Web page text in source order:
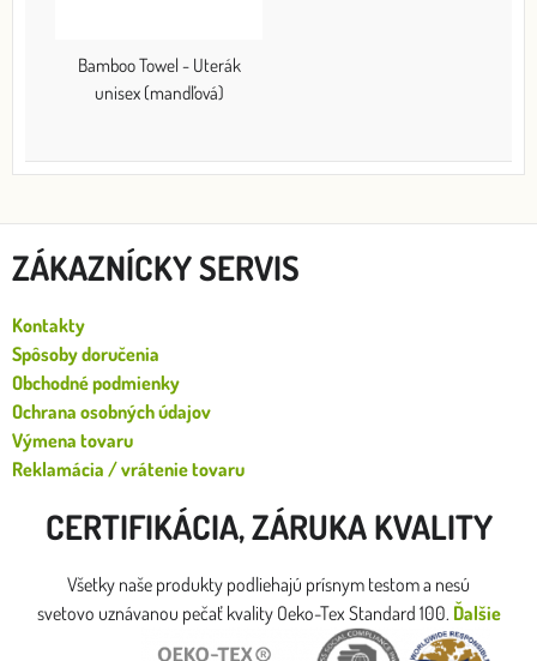
Bamboo Towel - Uterák
unisex (mandľová)
ZÁKAZNÍCKY SERVIS
Kontakty
Spôsoby doručenia
Obchodné podmienky
Ochrana osobných údajov
Výmena tovaru
Reklamácia / vrátenie tovaru
CERTIFIKÁCIA, ZÁRUKA KVALITY
Všetky naše produkty podliehajú prísnym testom a nesú
svetovo uznávanou pečať kvality Oeko-Tex Standard 100. Ďalšie